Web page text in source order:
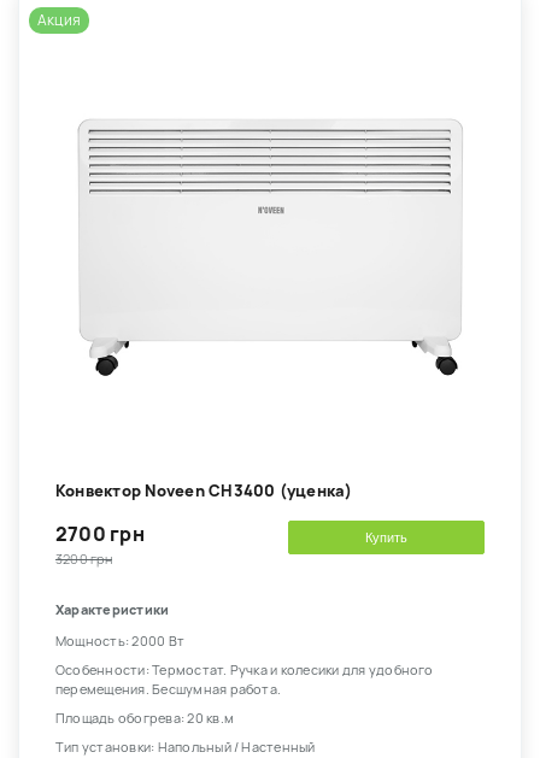
Акция
Конвектор Noveen CH3400 (уценка)
2700 грн
3200 грн
Купить
Характеристики
Мощность: 2000 Вт
Особенности: Термостат. Ручка и колесики для удобного
перемещения. Бесшумная работа.
Площадь обогрева: 20 кв.м
Тип установки: Напольный / Настенный